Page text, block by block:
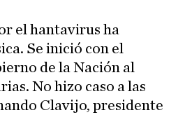
el hantavirus ha
Se inició con el
de la Nación al
No hizo caso a las
Clavijo, presidente